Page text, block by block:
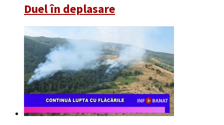
Duel în deplasare